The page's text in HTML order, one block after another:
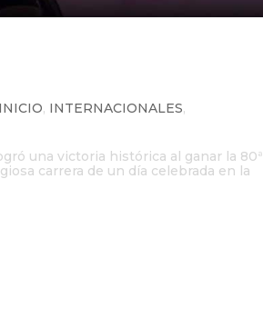
INICIO, INTERNACIONALES,
una victoria histórica al ganar la 80ª
carrera de un día celebrada en la